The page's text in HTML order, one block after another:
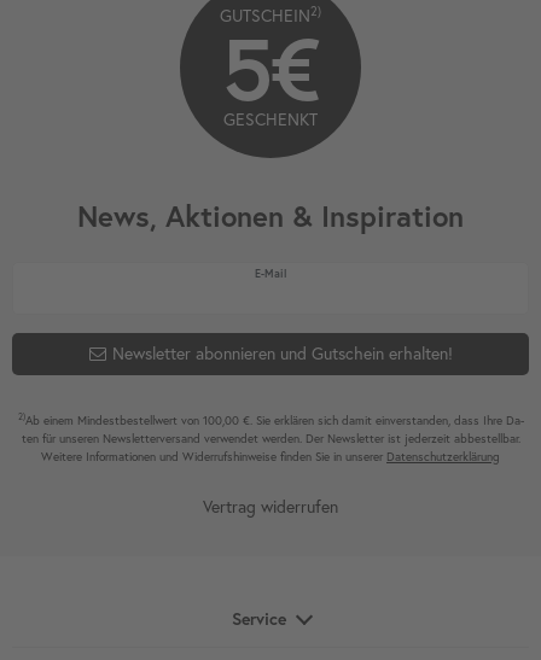
News, Aktionen & Inspiration
E-MailNewsletter Honig
Newsletter abonnieren und Gutschein erhalten!
2)Ab einem Mindest­bestell­wert von 100,00 €. Sie erklären sich damit ein­ver­standen, dass Ihre Da­
ten für unseren News­letter­versand ver­wen­det werden. Der News­letter ist jeder­zeit ab­bestel­lbar.
Weitere Infor­mationen und Wider­rufshin­weise finden Sie in unserer Daten­schutz­erklärung
GUTSCHEIN2)
5€
GESCHENKT
Vertrag widerrufen
Service